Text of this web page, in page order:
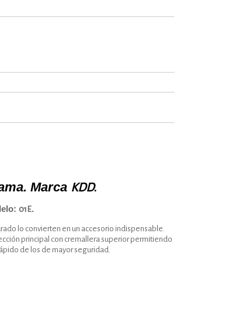
Marca KDD.
01E.
lo convierten en un accesorio indispensable.
principal con cremallera superior permitiendo
de los de mayor seguridad.